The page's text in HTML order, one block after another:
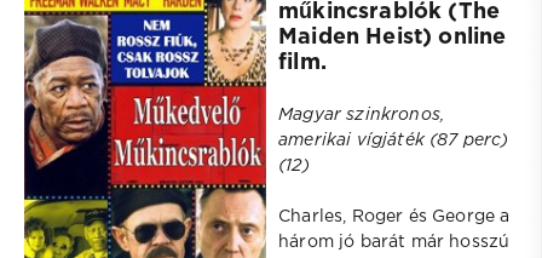
műkincsrablók (The
Maiden Heist) online
film.
Magyar szinkronos,
amerikai vígjáték (87 perc)
(12)
Charles, Roger és George a
három jó barát már hosszú